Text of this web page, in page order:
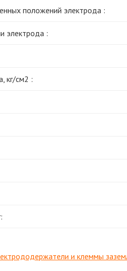
положений электрода :
электрода :
кг/см2 :
и клеммы